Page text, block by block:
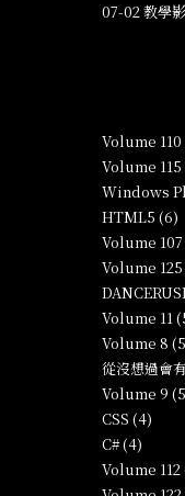
07-02 教學
Volume 110
Volume 115
Windows
HTML5 (6)
Volume
Volume
Volume 11
Volume 8
從沒想過會
Volume 9
CSS (4)
C# (4)
Volume 112